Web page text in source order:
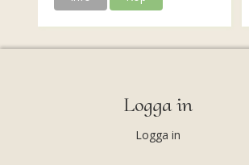
Logga in
Logga in